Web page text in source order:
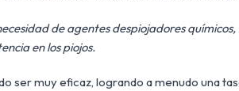
de agentes despiojadores
en los piojos.
ser muy eficaz, logrando a menudo una